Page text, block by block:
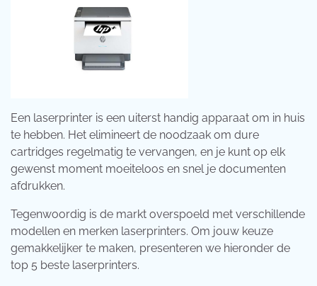
Een laserprinter is een uiterst handig apparaat om in huis
te hebben. Het elimineert de noodzaak om dure
cartridges regelmatig te vervangen, en je kunt op elk
gewenst moment moeiteloos en snel je documenten
afdrukken.
Tegenwoordig is de markt overspoeld met verschillende
modellen en merken laserprinters. Om jouw keuze
gemakkelijker te maken, presenteren we hieronder de
top 5 beste laserprinters.